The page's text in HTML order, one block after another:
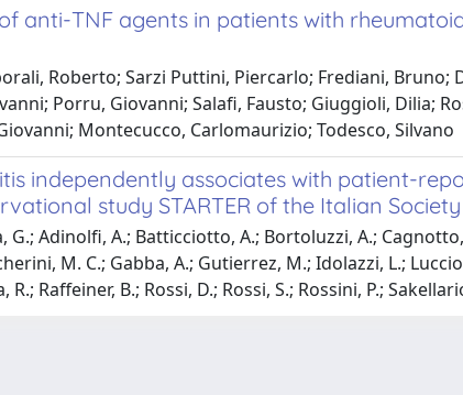
anti-TNF agents in patients with
Roberto; Sarzi Puttini, Piercarlo; Frediani,
Porru, Giovanni; Salafi, Fausto; Giuggioli, Dilia;
Montecucco, Carlomaurizio; Todesco, Silvano
independently associates with patient-
study STARTER of the Italian
G.; Adinolfi, A.; Batticciotto, A.; Bortoluzzi, A.;
M. C.; Gabba, A.; Gutierrez, M.; Idolazzi, L.;
R.; Raffeiner, B.; Rossi, D.; Rossi, S.; Rossini, P.;